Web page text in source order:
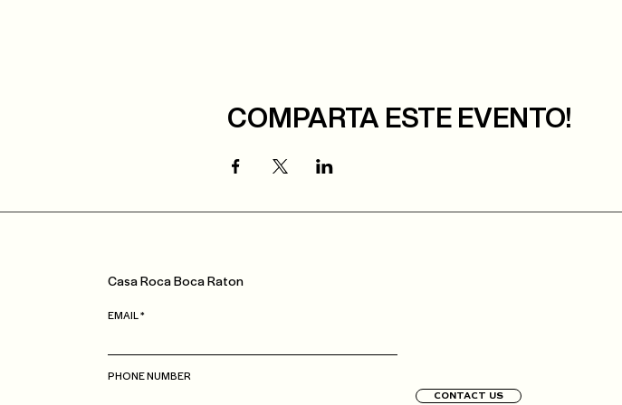
COMPARTA ESTE EVENTO!
CasaRocaBoca Raton
EMAIL
PHONE NUMBER
CONTACT US